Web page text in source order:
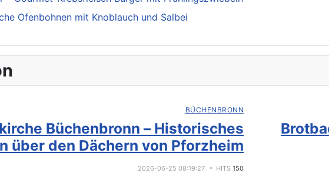
Ofenbohnen mit Knoblauch und Salbei
BÜCHENBRONN
Büchenbronn – Historisches
über den Dächern von Pforzheim
2026-06-25 08:19:27 HITS 150